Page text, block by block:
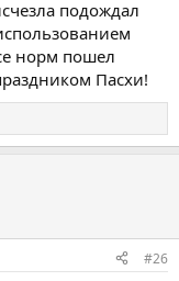
всех с
подождал
норм пошел
Пасхи!
#26